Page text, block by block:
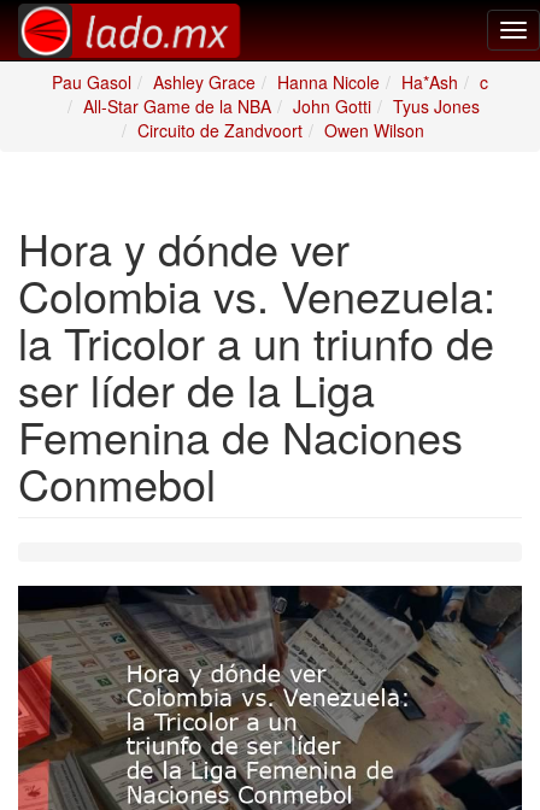
Pau Gasol
Ashley Grace Hanna Nicole Ha*Ash
c
All-Star Game de la NBA
John Gotti
Tyus Jones
Circuito de Zandvoort
Owen Wilson
Hora y dónde ver
Colombia vs. Venezuela:
la Tricolor a un triunfo de
ser líder de la Liga
Femenina de Naciones
Conmebol